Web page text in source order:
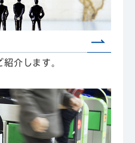
介します。